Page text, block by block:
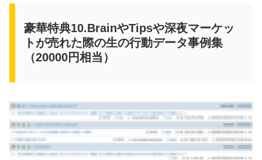
豪華特典10.BrainやTipsや深夜マーケッ
トが売れた際の生の行動データ事例集
（20000円相当）